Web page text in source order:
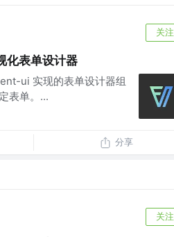
关注
表单设计器
ui 实现的表单设计器组
表单。...
分享
关注